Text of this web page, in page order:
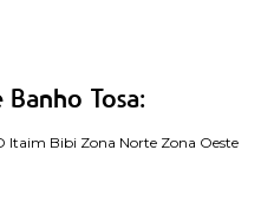
Banho Tosa:
Itaim Bibi Zona Norte Zona Oeste